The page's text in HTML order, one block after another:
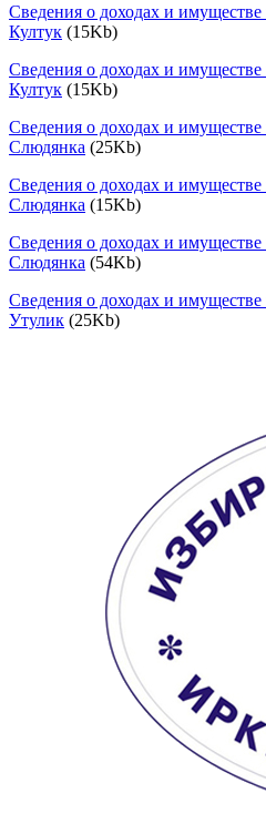
Сведения о доходах и
Култук (15Kb)
Сведения о доходах и
Култук (15Kb)
Сведения о доходах и
Слюдянка (25Kb)
Сведения о доходах и
Слюдянка (15Kb)
Сведения о доходах и
Слюдянка (54Kb)
Сведения о доходах и
Утулик (25Kb)